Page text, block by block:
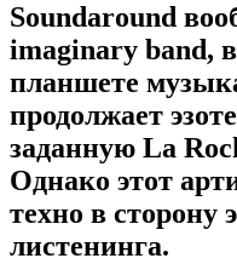
Soundaround
imaginary band,
планшете
продолжает
заданную La
Однако этот
техно в сторону
листенинга.